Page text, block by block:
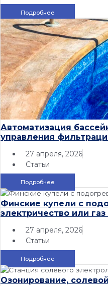
Подробнее
Автоматизация
управления
27 апреля, 2026
Статьи
Подробнее
Финские купели с
электричество или
27 апреля, 2026
Статьи
Подробнее
Озонирование,